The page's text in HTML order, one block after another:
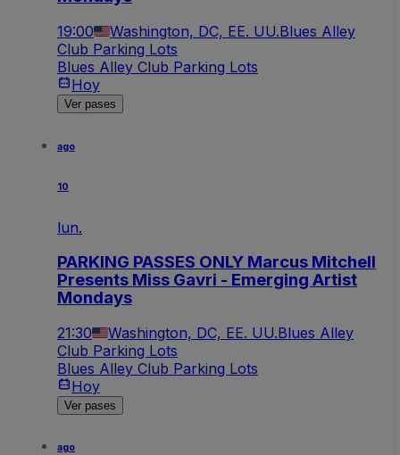
19:00 Washington, DC, EE. UU.Blues Alley
Club Parking Lots
Blues Alley Club Parking Lots
Hoy
Ver pases
ago
10
lun.
PARKING PASSES ONLY Marcus Mitchell
Presents Miss Gavri - Emerging Artist
Mondays
21:30 Washington, DC, EE. UU.Blues Alley
Club Parking Lots
Blues Alley Club Parking Lots
Hoy
Ver pases
ago